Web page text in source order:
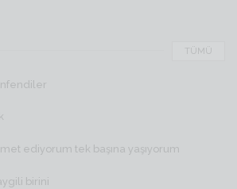
TÜMÜ
ediyorum tek başına yaşıyorum
birini